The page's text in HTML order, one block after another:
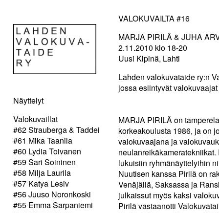
Näyttelyt
Valokuvaillat
#62 Strauberga & Taddei
#61 Mika Taanila
#60 Lydia Toivanen
#59 Sari Soininen
#58 Milja Laurila
#57 Katya Lesiv
#56 Juuso Noronkoski
#55 Emma Sarpaniemi
VALOKUVAILTA #16
MARJA PIRILÄ & JUHA
2.11.2010 klo 18-20
Uusi Kipinä, Lahti
Lahden valokuvataide ry:n
jossa esiintyvät
MARJA PIRILÄ on
korkeakoulusta 1986, ja on
valokuvaajana ja
lukuisiin ryhmänäyttelyihin
Nuutisen kanssa Pirilä on
Venäjällä, Saksassa ja
julkaissut myös kaksi
Pirilä vastaanotti